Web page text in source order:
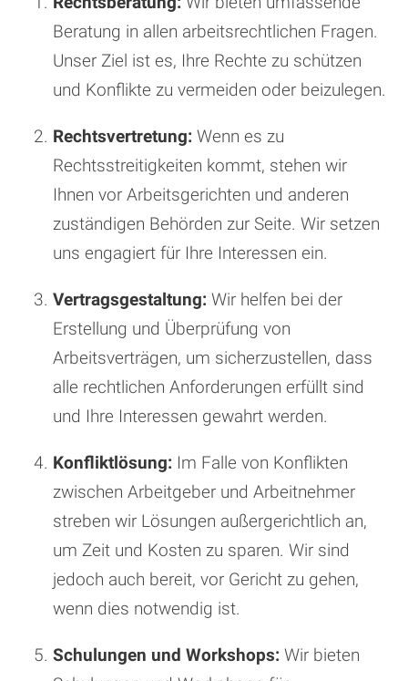
Beratung in allen arbeitsrechtlichen Fragen.
Unser Ziel ist es, Ihre Rechte zu schützen
und Konflikte zu vermeiden oder beizulegen.
Rechtsvertretung: Wenn es zu
Rechtsstreitigkeiten kommt, stehen wir
Ihnen vor Arbeitsgerichten und anderen
zuständigen Behörden zur Seite. Wir setzen
uns engagiert für Ihre Interessen ein.
Vertragsgestaltung: Wir helfen bei der
Erstellung und Überprüfung von
Arbeitsverträgen, um sicherzustellen, dass
alle rechtlichen Anforderungen erfüllt sind
und Ihre Interessen gewahrt werden.
Konfliktlösung: Im Falle von Konflikten
zwischen Arbeitgeber und Arbeitnehmer
streben wir Lösungen außergerichtlich an,
um Zeit und Kosten zu sparen. Wir sind
jedoch auch bereit, vor Gericht zu gehen,
wenn dies notwendig ist.
Schulungen und Workshops: Wir bieten